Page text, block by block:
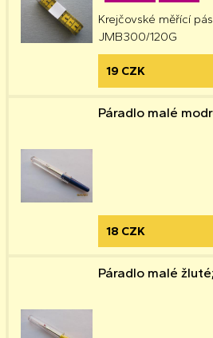
Krejčovské měřící
JMB300/120G
19 CZK
Páradlo malé
18 CZK
Páradlo malé